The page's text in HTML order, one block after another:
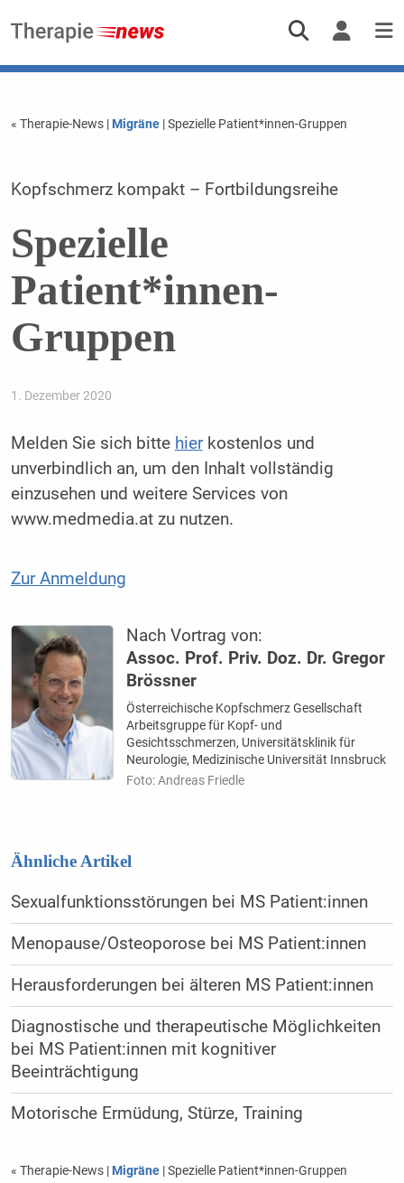
« Therapie-News | Migräne| Spezielle Patient*innen-Gruppen
Kopfschmerz kompakt – Fortbildungsreihe
Spezielle
Patient*innen-
Gruppen
1. Dezember 2020
Melden Sie sich bitte hierkostenlos und
unverbindlich an, um den Inhalt vollständig
einzusehen und weitere Services von
www.medmedia.at zu nutzen.
Zur Anmeldung
Nach Vortrag von:
Assoc. Prof. Priv. Doz. Dr. Gregor
Brössner
Österreichische Kopfschmerz Gesellschaft
Arbeitsgruppe für Kopf- und
Gesichtsschmerzen, Universitätsklinik für
Neurologie, Medizinische Universität Innsbruck
Foto: Andreas Friedle
Ähnliche Artikel
Sexualfunktionsstörungen bei MS Patient:innen
Menopause/Osteoporose bei MS Patient:innen
Herausforderungen bei älteren MS Patient:innen
Diagnostische und therapeutische Möglichkeiten
bei MS Patient:innen mit kognitiver
Beeinträchtigung
Motorische Ermüdung, Stürze, Training
« Therapie-News | Migräne| Spezielle Patient*innen-Gruppen